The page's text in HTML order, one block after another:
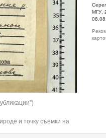
и точку съемки на
МГУ,